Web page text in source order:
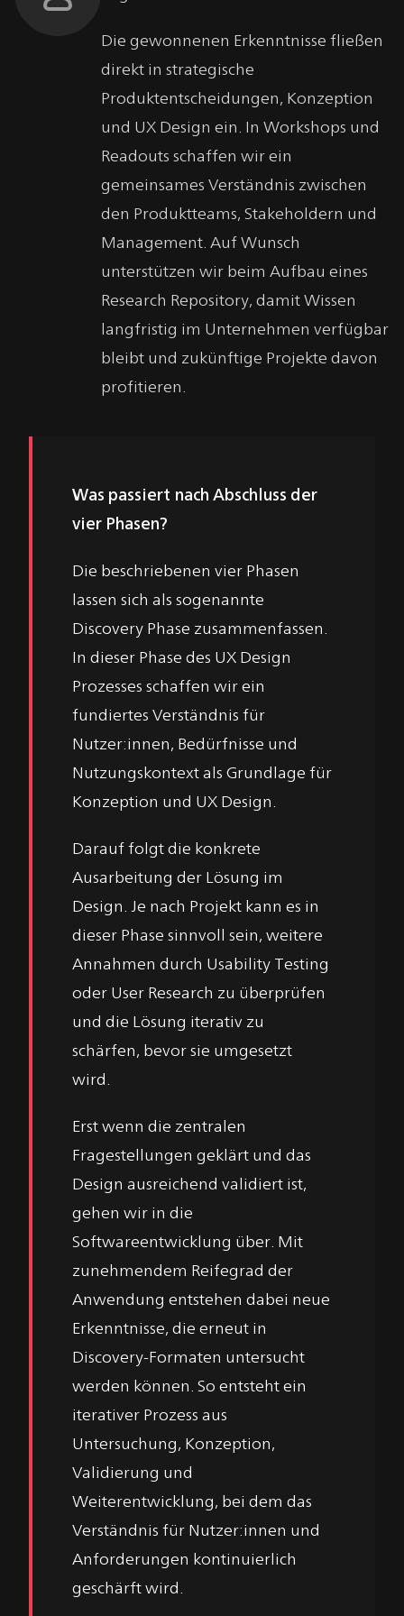
Die gewonnenen Erkenntnisse fließen
direkt in strategische
Produktentscheidungen, Konzeption
und UX Design ein. In Workshops und
Readouts schaffen wir ein
gemeinsames Verständnis zwischen
den Produktteams, Stakeholdern und
Management. Auf Wunsch
unterstützen wir beim Aufbau eines
Research Repository, damit Wissen
langfristig im Unternehmen verfügbar
bleibt und zukünftige Projekte davon
profitieren.
Was passiert nach Abschluss der
vier Phasen?
Die beschriebenen vier Phasen
lassen sich als sogenannte
Discovery Phase zusammenfassen.
In dieser Phase des UX Design
Prozesses schaffen wir ein
fundiertes Verständnis für
Nutzer:innen, Bedürfnisse und
Nutzungskontext als Grundlage für
Konzeption und UX Design.
Darauf folgt die konkrete
Ausarbeitung der Lösung im
Design. Je nach Projekt kann es in
dieser Phase sinnvoll sein, weitere
Annahmen durch Usability Testing
oder User Research zu überprüfen
und die Lösung iterativ zu
schärfen, bevor sie umgesetzt
wird.
Erst wenn die zentralen
Fragestellungen geklärt und das
Design ausreichend validiert ist,
gehen wir in die
Softwareentwicklung über. Mit
zunehmendem Reifegrad der
Anwendung entstehen dabei neue
Erkenntnisse, die erneut in
Discovery-Formaten untersucht
werden können. So entsteht ein
iterativer Prozess aus
Untersuchung, Konzeption,
Validierung und
Weiterentwicklung, bei dem das
Verständnis für Nutzer:innen und
Anforderungen kontinuierlich
geschärft wird.